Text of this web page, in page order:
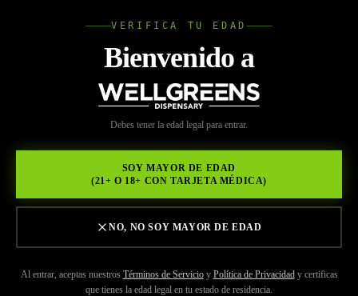
VERIFICA TU EDAD
Bienvenido a
Debes tener la edad legal para entrar.
SOY MAYOR DE EDAD
(21+ O 18+ CON TARJETA MÉDICA)
NO, NO SOY MAYOR DE EDAD
Al entrar, aceptas nuestros Términos de Servicio y Política de Privacidad y certificas
que tienes la edad legal en tu estado de residencia.
Volver a Recursos
Dispensario de Cannabis
Rolando Village:
Explorando los Beneficios
para la Salud